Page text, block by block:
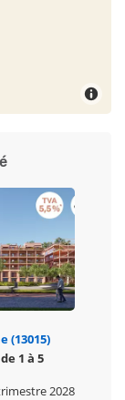
(13015)
1 à 5
2028